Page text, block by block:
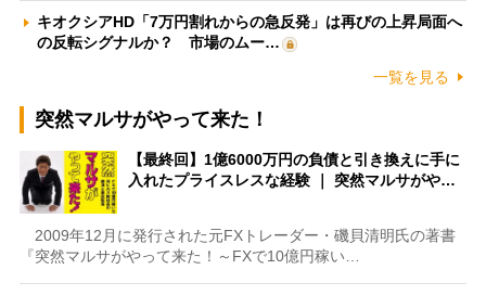
キオクシアHD「7万円割れからの急反発」は再びの上昇局面へ
の反転シグナルか？ 市場のムー…
一覧を見る
突然マルサがやって来た！
【最終回】1億6000万円の負債と引き換えに手に
入れたプライスレスな経験 ｜ 突然マルサがや…
2009年12月に発行された元FXトレーダー・磯貝清明氏の著書
『突然マルサがやって来た！～FXで10億円稼い…